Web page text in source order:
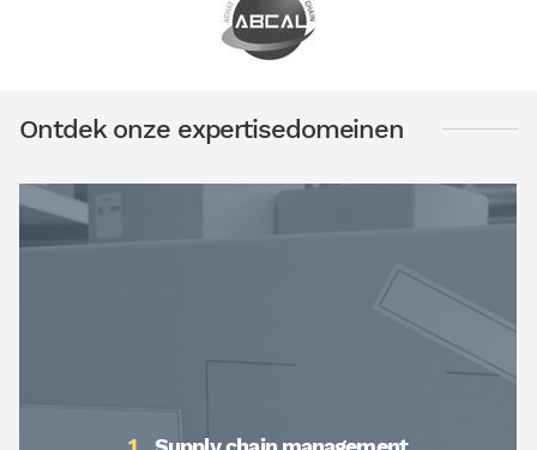
Ontdek onze expertisedomeinen